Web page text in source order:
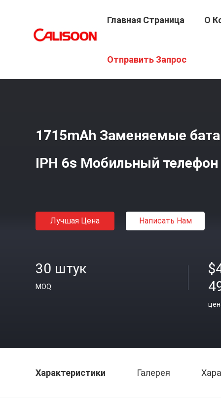
Главная Страница О
Отправить Запрос
1715mAh Заменяемые
IPH 6s Мобильный телефон
Лучшая Цена Написать Нам
30 штук
MOQ
Характеристики Галерея